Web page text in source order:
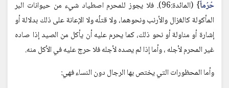
حُرُماً
} (المائدة:96). فلا يجوز للمحرم اصطياد شيء من حيوانات البر
المأكولة كالغزال والأرنب ونحوهما، ولا قتلُه ولا الإعانة على ذلك بدلالة أو
إشارة أو مناولة أو نحو ذلك، كما يحرم عليه أن يأكل من الصيد إذا صاده
غير المحرم لأجله ، وأما إذا لم يصده لأجله فلا حرج عليه في الأكل منه.
وأما المحظورات التي يختص بها الرجال دون النساء فهي: